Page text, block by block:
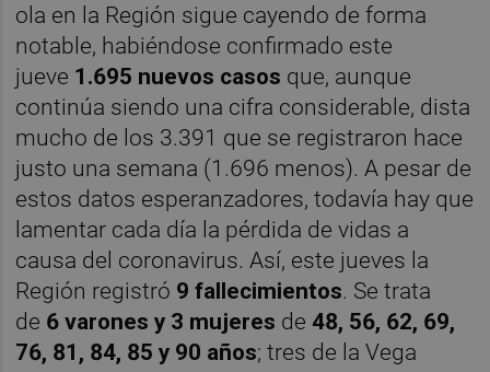
ola en la Región sigue cayendo de forma
notable, habiéndose confirmado este
jueve 1.695 nuevos casos que, aunque
continúa siendo una cifra considerable, dista
mucho de los 3.391 que se registraron hace
justo una semana (1.696 menos). A pesar de
estos datos esperanzadores, todavía hay que
lamentar cada día la pérdida de vidas a
causa del coronavirus. Así, este jueves la
Región registró 9 fallecimientos. Se trata
de 6 varones y 3 mujeres de 48, 56, 62, 69,
76, 81, 84, 85 y 90 años; tres de la Vega